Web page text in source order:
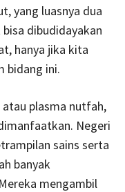
yang luasnya dua
dibudidayakan
hanya jika kita
bidang ini.
plasma nutfah,
Negeri
sains serta
banyak
mengambil